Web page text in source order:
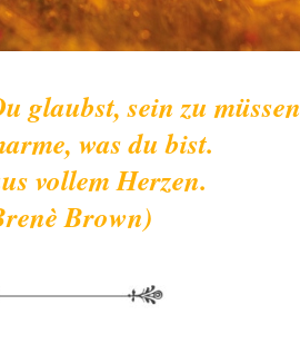
glaubst, sein zu müssen
was du bist.
vollem Herzen.
Brown)